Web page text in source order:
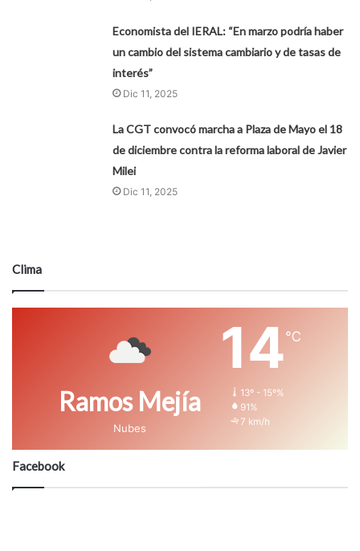
Economista del IERAL: “En marzo podría haber
un cambio del sistema cambiario y de tasas de
interés”
Dic 11, 2025
La CGT convocó marcha a Plaza de Mayo el 18
de diciembre contra la reforma laboral de Javier
Milei
Dic 11, 2025
Clima
Ramos Mejía
Nubes
14℃
13º - 15º%
91%
7 km/h
Facebook